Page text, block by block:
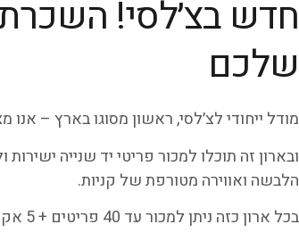
חדש בצ׳לסי! השכרת
שלכם
מודל ייחודי לצ׳לסי, ראשון מסוגו בארץ – אנו
ובארון זה תוכלו למכור פריטי יד שנייה
הלבשה ואווירה מטורפת של קניות.
בכל ארון כזה ניתן למכור עד 40 פריטים + 5 אקססוריז (נעליים/ תיקים/ משקפיים/ צעיפים)